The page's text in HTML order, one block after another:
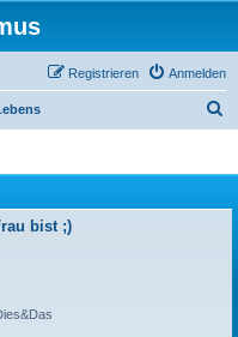
Anmelden
Registrieren
bist ;)